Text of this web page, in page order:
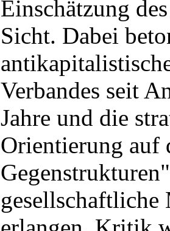
Einschätzung
Sicht. Dabei
Verbandes seit
Jahre und die
Orientierung auf
gesellschaftliche